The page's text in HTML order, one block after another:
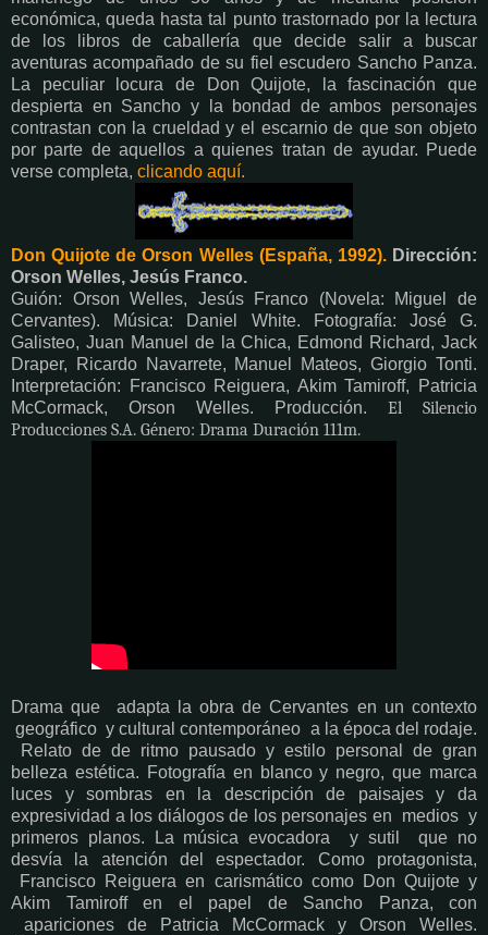
económica, queda hasta tal punto trastornado por la lectura
de los libros de caballería que decide salir a buscar
aventuras acompañado de su fiel escudero Sancho Panza.
La peculiar locura de Don Quijote, la fascinación que
despierta en Sancho y la bondad de ambos personajes
contrastan con la crueldad y el escarnio de que son objeto
por parte de aquellos a quienes tratan de ayudar. Puede
verse completa, clicando aquí.
Don Quijote de Orson Welles (España, 1992).Dirección:
Orson Welles, Jesús Franco.
Guión: Orson Welles, Jesús Franco (Novela: Miguel de
Cervantes). Música: Daniel White. Fotografía: José G.
Galisteo, Juan Manuel de la Chica, Edmond Richard, Jack
Draper, Ricardo Navarrete, Manuel Mateos, Giorgio Tonti.
Interpretación:
Francisco Reiguera, Akim Tamiroff, Patricia
McCormack, Orson Welles. Producción. El Silencio
Producciones S.A. Género: Drama Duración 111m.
Drama que
adapta la obra de Cervantes en un contexto
geográfico y cultural contemporáneo a la época del rodaje.
Relato de de ritmo pausado y estilo personal de gran
belleza estética. Fotografía en blanco y negro, que marca
luces y sombras en la descripción de paisajes y da
expresividad a los diálogos de los personajes en
medios y
primeros planos. La música evocadora
y sutil
que no
desvía la atención del espectador. Como protagonista,
Francisco Reiguera en carismático como Don Quijote y
Akim Tamiroff en el papel de Sancho Panza, con
apariciones de Patricia McCormack y Orson Welles.